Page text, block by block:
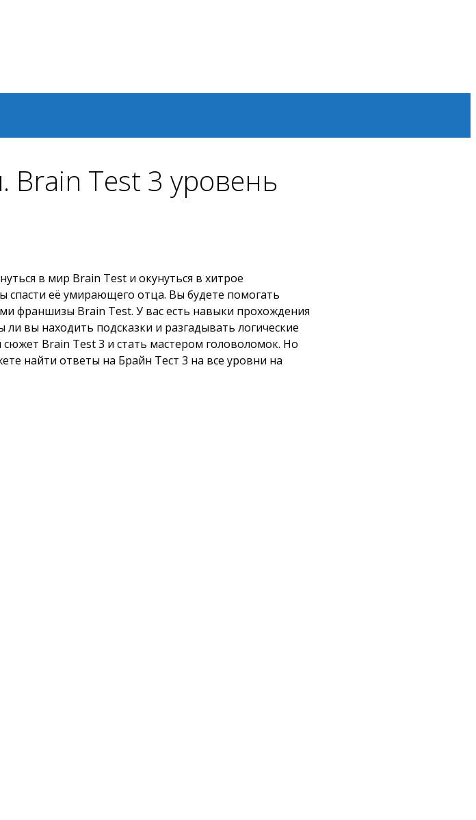
Brain Test 3 уровень
в мир Brain Test и окунуться в хитрое
спасти её умирающего отца. Вы будете помогать
франшизы Brain Test. У вас есть навыки прохождения
вы находить подсказки и разгадывать логические
Brain Test 3 и стать мастером головоломок. Но
найти ответы на Брайн Тест 3 на все уровни на